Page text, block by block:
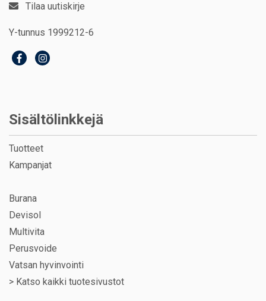
Tilaa uutiskirje
Y-tunnus 1999212-6
Sisältölinkkejä
Tuotteet
Kampanjat
Burana
Devisol
Multivita
Perusvoide
Vatsan hyvinvointi
> Katso kaikki tuotesivustot